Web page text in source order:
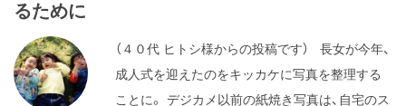
るために
（４０代 ヒトシ様からの投稿です） 長女が今年、
成人式を迎えたのをキッカケに写真を整理する
ことに。 デジカメ以前の紙焼き写真は、自宅のス